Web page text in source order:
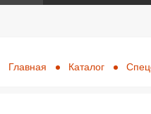
Главная Каталог